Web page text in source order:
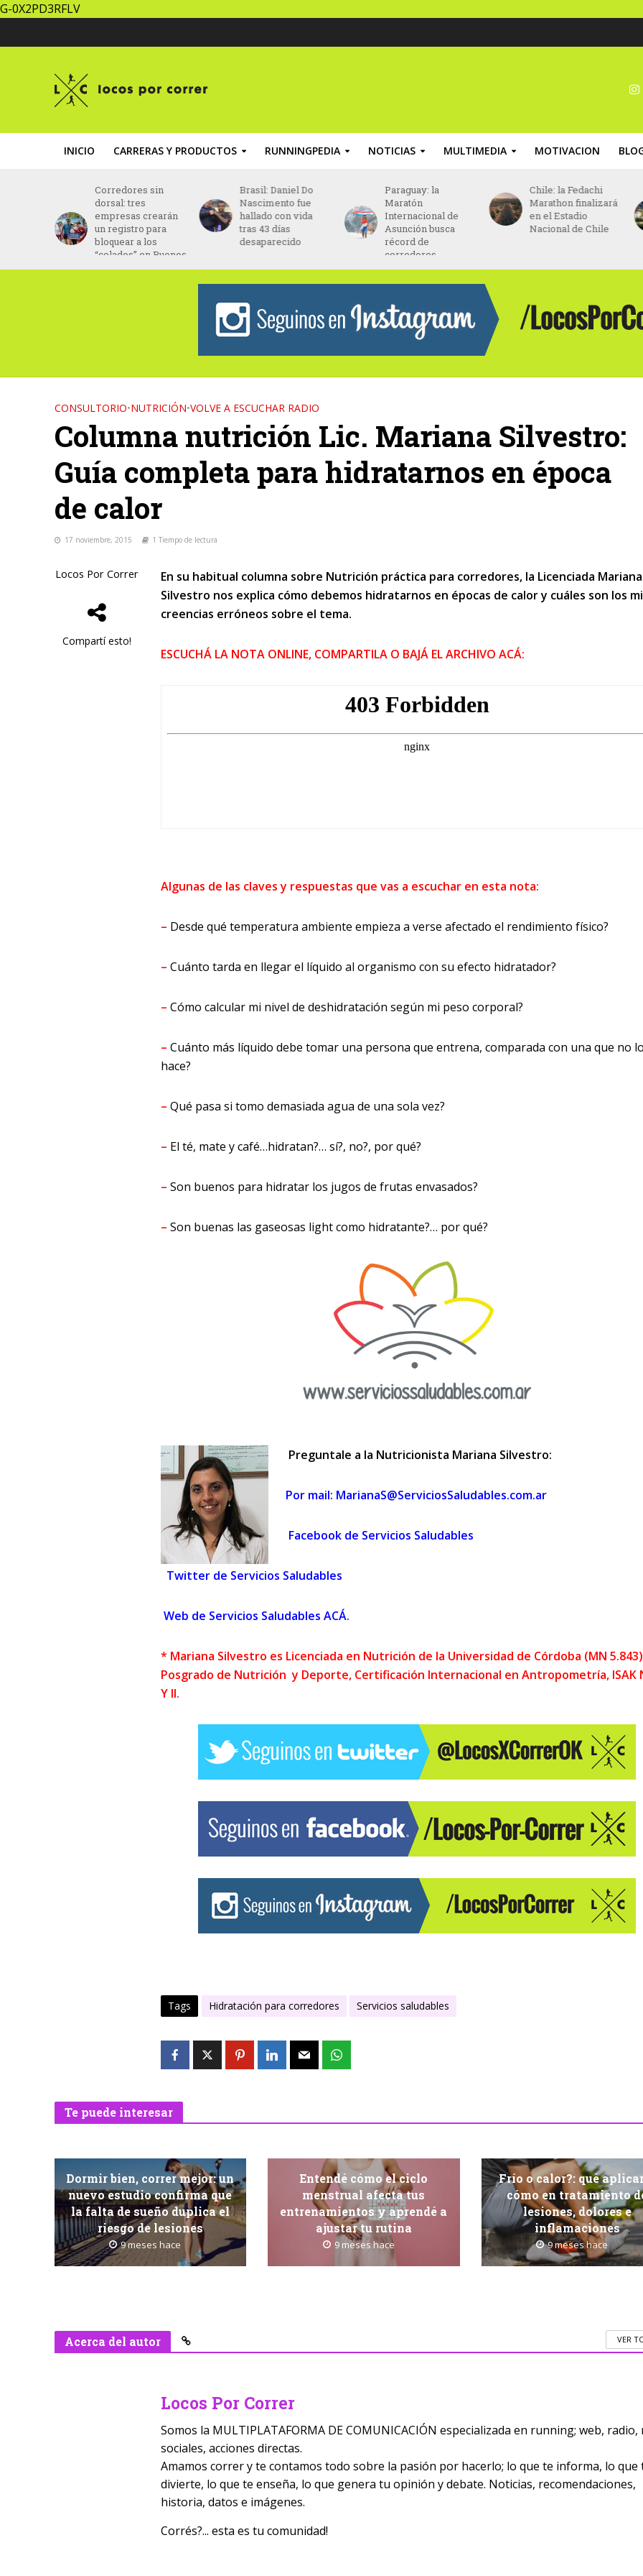
G-0X2PD3RFLV
INICIO CARRERAS Y PRODUCTOS RUNNINGPEDIA NOTICIAS MULTIMEDIA MOTIVACION
Corredores sin
dorsal: tres
empresas crearán
un registro para
bloquear a los
“colados” en Buenos
Aires
Brasil: Daniel Do
Nascimento fue
hallado con vida
tras 43 días
desaparecido
Paraguay: la
Maratón
Internacional de
Asunción busca
récord de
corredores
Chile: la Fedachi
Marathon finalizará
en el Estadio
Nacional de Chile
CONSULTORIO•NUTRICIÓN•VOLVE A ESCUCHAR RADIO
Columna nutrición Lic. Mariana Silvestro:
Guía completa para hidratarnos en época
de calor
17 noviembre, 2015 1 Tiempo de lectura
Locos Por Correr
Compartí esto!
En su habitual columna sobre Nutrición práctica para corredores, la Licenciada Mariana
Silvestro nos explica cómo debemos hidratarnos en épocas de calor y cuáles son los
creencias erróneos sobre el tema.
ESCUCHÁ LA NOTA ONLINE, COMPARTILA O BAJÁ EL ARCHIVO ACÁ:
Algunas de las claves y respuestas que vas a escuchar en esta nota:
– Desde qué temperatura ambiente empieza a verse afectado el rendimiento físico?
– Cuánto tarda en llegar el líquido al organismo con su efecto hidratador?
– Cómo calcular mi nivel de deshidratación según mi peso corporal?
–Cuánto más líquido debe tomar una persona que entrena, comparada con una que no lo
hace?
– Qué pasa si tomo demasiada agua de una sola vez?
– El té, mate y café…hidratan?… sí?, no?, por qué?
– Son buenos para hidratar los jugos de frutas envasados?
– Son buenas las gaseosas light como hidratante?… por qué?
Preguntale a la Nutricionista Mariana Silvestro:
Por mail: MarianaS@ServiciosSaludables.com.ar
Facebook de Servicios Saludables
Twitter de Servicios Saludables
Web de Servicios Saludables ACÁ.
* Mariana Silvestro es Licenciada en Nutrición de la Universidad de Córdoba (MN
Posgrado de Nutrición y Deporte, Certificación Internacional en Antropometría, ISAK
Y II.
Tags Hidratación para corredores Servicios saludables
Te puede interesar
Dormir bien, correr mejor: un
nuevo estudio confirma que
la falta de sueño duplica el
riesgo de lesiones
9 meses hace
Entendé cómo el ciclo
menstrual afecta tus
entrenamientos y aprendé a
ajustar tu rutina
9 meses hace
Frío o calor?: qué
cómo en tratamiento
lesiones, dolores e
inflamaciones
9 meses hace
Acerca del autor VER
Locos Por Correr
Somos la MULTIPLATAFORMA DE COMUNICACIÓN especializada en running; web, radio,
sociales, acciones directas.
Amamos correr y te contamos todo sobre la pasión por hacerlo; lo que te informa, lo que
divierte, lo que te enseña, lo que genera tu opinión y debate. Noticias, recomendaciones,
historia, datos e imágenes.
Corrés?... esta es tu comunidad!